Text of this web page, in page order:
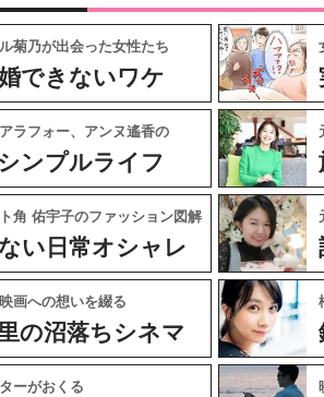
菊乃が出会った女性たち
できないワケ
ラフォー、アンヌ遙香の
ンプルライフ
角 佑宇子のファッション図解
い日常オシャレ
画への想いを綴る
の沼落ちシネマ
ーがおくる